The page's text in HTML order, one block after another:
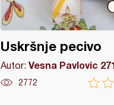
Uskršnje pecivo
Autor: Vesna Pavlovic
2772